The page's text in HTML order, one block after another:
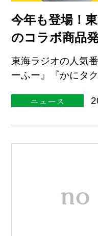
今年も登場！
のコラボ商品
東海ラジオの人気
ーふー』『かにタ
ニュース